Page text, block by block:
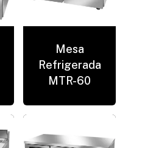
Mesa
Refrigerada
MTR-60